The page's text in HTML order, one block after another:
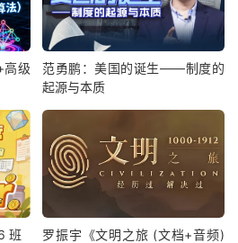
高级
范勇鹏：美国的诞生——制度的
起源与本质
班
罗振宇《文明之旅 (文档+音频)